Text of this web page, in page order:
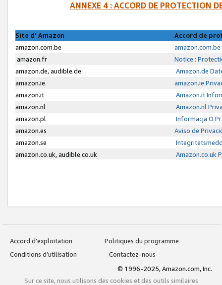
ANNEXE 4 : ACCORD DE PROTECTION
Site d’ Amazon
Accord de
amazon.com.be
amazon.fr
Notice :
amazon.de, audible.de
Amazon.de
amazon.ie
amazon.ie
amazon.it
Amazon.it
amazon.nl
Amazon.nl
amazon.pl
Informacja O
amazon.es
Aviso de
amazon.se
amazon.co.uk, audible.co.uk
Amazon.co.uk
Accord d’exploitation
Politiques du programme
Conditions d’utilisation
Contactez-nous
© 1996-2025, Amazon.com, Inc.
Sur ce site, nous utilisons des cookies et des outils similaires